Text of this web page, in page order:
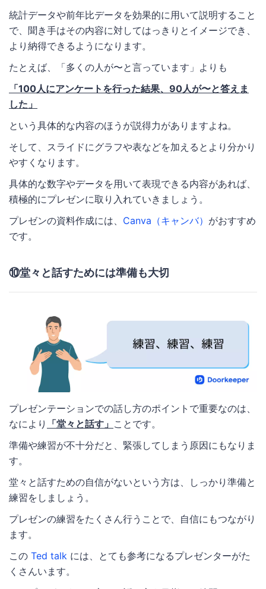
統計データや前年比データを効果的に用いて説明すること
で、聞き手はその内容に対してはっきりとイメージでき、
より納得できるようになります。
たとえば、「多くの人が〜と言っています」よりも
「100人にアンケートを行った結果、90人が〜と答えま
した」
という具体的な内容のほうが説得力がありますよね。
そして、スライドにグラフや表などを加えるとより分かり
やすくなります。
具体的な数字やデータを用いて表現できる内容があれば、
積極的にプレゼンに取り入れていきましょう。
プレゼンの資料作成には、 Canva（キャンバ） がおすすめ
です。
⑩堂々と話すためには準備も大切
プレゼンテーションでの話し方のポイントで重要なのは、
なにより
「堂々と話す」 ことです。
準備や練習が不十分だと、緊張してしまう原因にもなりま
す。
堂々と話すための自信がないという方は、しっかり準備と
練習をしましょう。
プレゼンの練習をたくさん行うことで、自信にもつながり
ます。
この Ted talk には、とても参考になるプレゼンターがた
くさんいます。